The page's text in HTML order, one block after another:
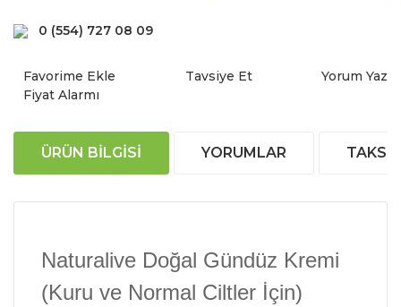
0 (554) 727 08 09
Tavsiye Et
Yorum Yaz
Fiyat Alarmı
ÜRÜN BILGISI YORUMLAR
Naturalive Doğal Gündüz Kremi
(Kuru ve Normal Ciltler İçin)